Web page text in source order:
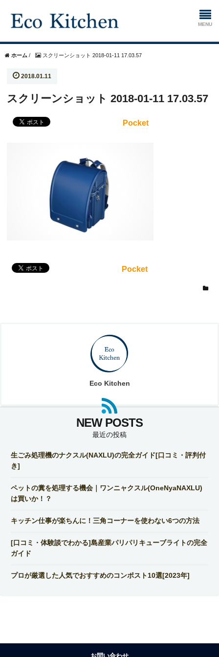
ホーム
生ゴミ処理機
ホーム / スクリーンショット 2018-01-11 17.03.57
2018.01.11
スクリーンショット 2018-01-11 17.03.57
Pocket
Pocket
Eco Kitchen
最近の投稿
生ごみ処理機のナクスル(NAXLU)の完全ガイド[口コミ・評判付
き]
ペットの糞を処理する機会｜ワンニャクスル(OneNyaNAXLU)
は買いか！？
キッチン仕事が楽ちんに！三角コーナーを使わない6つの方法
[口コミ・体験談でわかる]島産業パリパリキューブライトの完全
ガイド
プロが厳選した人気でおすすめのコンポスト10選[2023年]